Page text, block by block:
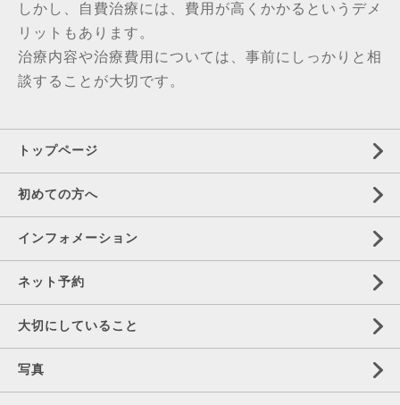
しかし、自費治療には、 費用が高くかかるというデメ
リットもあります。
治療内容や治療費用については、 事前にしっかりと相
談することが大切です。
トップページ
初めての方へ
インフォメーション
ネット予約
大切にしていること
写真